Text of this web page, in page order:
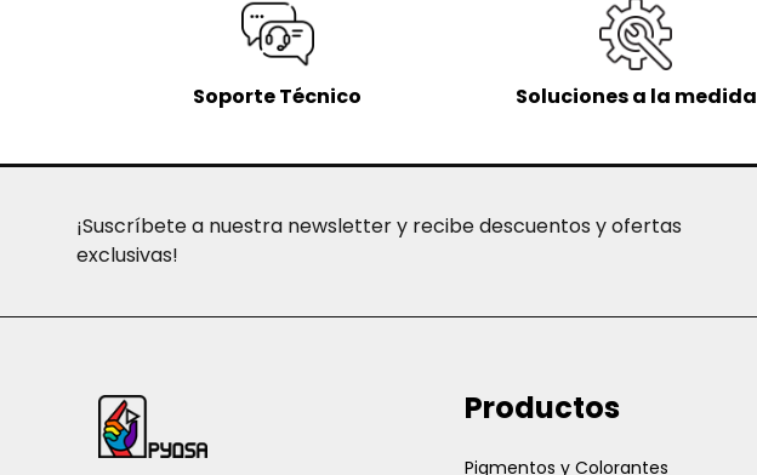
Soporte Técnico Soluciones a la medida
¡Suscríbete a nuestra newsletter y recibe descuentos y ofertas
exclusivas!
Productos
Pigmentos y Colorantes